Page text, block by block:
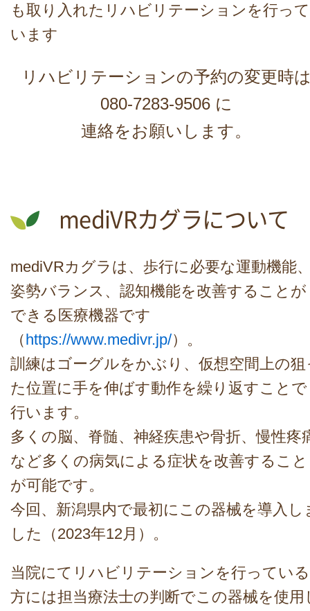
も取り入れたリハビリテーションを行って
います
リハビリテーションの予約の変更時
080-7283-9506 に
連絡をお願いします。
mediVRカグラについて
mediVRカグラは、歩行に必要な運動機能
姿勢バランス、認知機能を改善することが
できる医療機器です
（https://www.medivr.jp/）。
訓練はゴーグルをかぶり、仮想空間上の狙
た位置に手を伸ばす動作を繰り返すことで
行います。
多くの脳、脊髄、神経疾患や骨折、慢性疼
など多くの病気による症状を改善すること
が可能です。
今回、新潟県内で最初にこの器械を導入し
した（2023年12月）。
当院にてリハビリテーションを行っている
方には担当療法士の判断でこの器械を使用